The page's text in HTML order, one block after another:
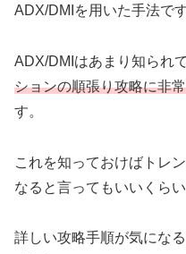
ADX/DMIを用いた手法です
ADX/DMIはあまり知られ
ションの順張り攻略に非
す。
これを知っておけばトレ
なると言ってもいいくら
詳しい攻略手順が気にな